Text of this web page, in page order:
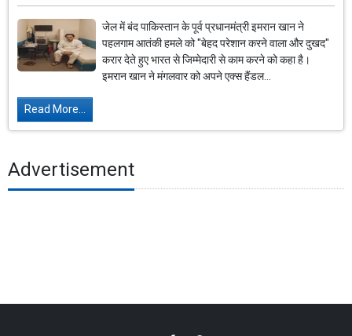
जेल में बंद पाकिस्तान के पूर्व प्रधानमंत्री इमरान खान ने
पहलगाम आतंकी हमले को "बेहद परेशान करने वाला और दुखद"
करार देते हुए भारत से जिम्मेदारी से काम करने को कहा है।
इमरान खान ने मंगलवार को अपने एक्स हैंडल...
Read More...
Advertisement